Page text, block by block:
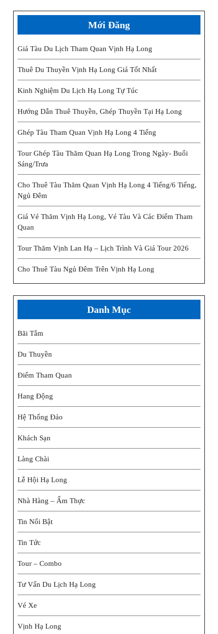
Mới Đăng
Giá Tàu Du Lịch Tham Quan Vịnh Hạ Long
Thuê Du Thuyền Vịnh Hạ Long Giá Tốt Nhất
Kinh Nghiệm Du Lịch Hạ Long Tự Túc
Hướng Dẫn Thuê Thuyền, Ghép Thuyền Tại Hạ Long
Ghép Tàu Tham Quan Vịnh Hạ Long 4 Tiếng
Tour Ghép Tàu Thăm Quan Hạ Long Trong Ngày- Buổi
Sáng/trưa
Cho Thuê Tàu Thăm Quan Vịnh Hạ Long 4 Tiếng/6 Tiếng,
Ngủ Đêm
Giá Vé Thăm Vịnh Hạ Long, Vé Tàu Và Các Điểm Tham
Quan
Tour Thăm Vịnh Lan Hạ – Lịch Trình Và Giá Tour 2026
Cho Thuê Tàu Ngủ Đêm Trên Vịnh Hạ Long
Danh Mục
Bãi Tắm
Du Thuyền
Điểm Tham Quan
Hang Động
Hệ Thống Đảo
Khách Sạn
Làng Chài
Lễ Hội Hạ Long
Nhà Hàng – Ẩm Thực
Tin Nổi Bật
Tin Tức
Tour – Combo
Tư Vấn Du Lịch Hạ Long
Vé Xe
Vịnh Hạ Long